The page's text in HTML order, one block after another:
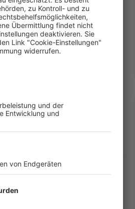
der nicht weniger will als
angehörte, die sich für die